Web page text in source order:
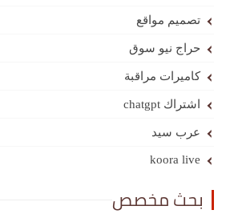
تصميم مواقع
حراج نيو سوق
كاميرات مراقبة
اشتراك chatgpt
عرب سيد
koora live
بحث مخصص